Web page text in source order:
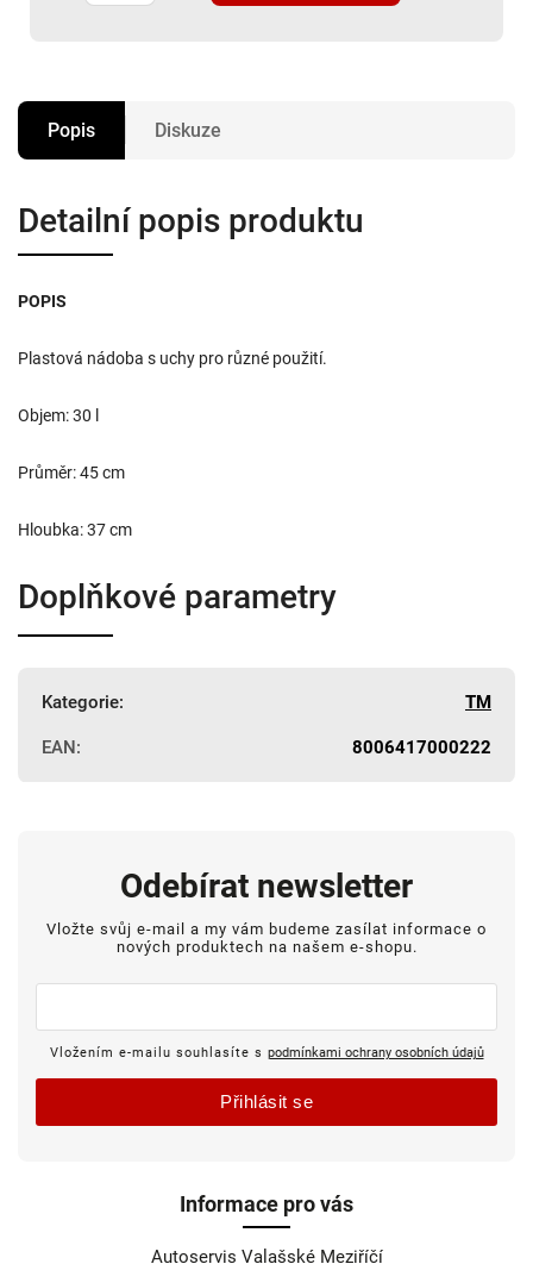
Popis Diskuze
Detailní popis produktu
POPIS
Plastová nádoba s uchy pro různé použití.
Objem: 30 l
Průměr: 45 cm
Hloubka: 37 cm
Doplňkové parametry
Kategorie: TM
EAN: 8006417000222
Informace pro vás
Autoservis Valašské Meziříčí
Odebírat newsletter
Vložte svůj e-mail a my vám budeme zasílat informace o
nových produktech na našem e-shopu.
Vložením e-mailu souhlasíte s podmínkami ochrany osobních údajů
Přihlásit se